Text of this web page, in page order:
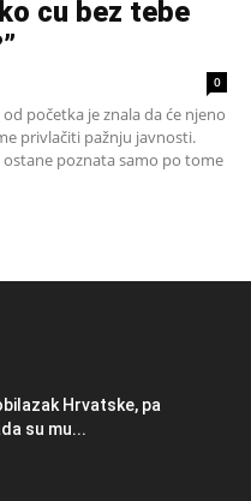
cu bez tebe
0
početka je znala da će njeno
privlačiti pažnju javnosti.
poznata samo po tome
Hrvatske, pa
su mu...